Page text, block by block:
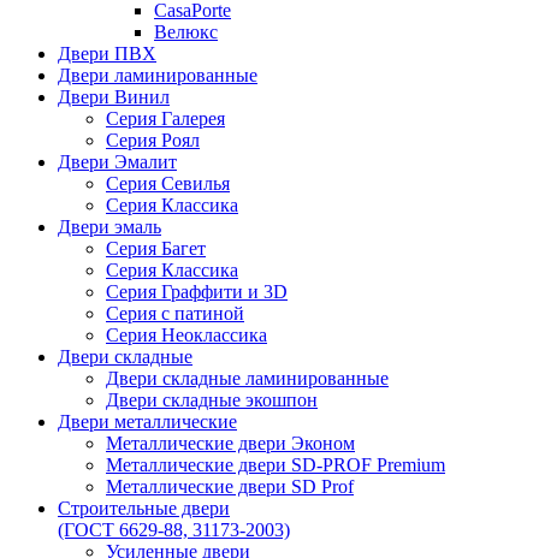
CasaPorte
Велюкс
Двери ПВХ
Двери ламинированные
Двери Винил
Серия Галерея
Серия Роял
Двери Эмалит
Серия Севилья
Серия Классика
Двери эмаль
Серия Багет
Серия Классика
Серия Граффити и 3D
Серия с патиной
Серия Неоклассика
Двери складные
Двери складные ламинированные
Двери складные экошпон
Двери металлические
Металлические двери Эконом
Металлические двери SD-PROF Premium
Металлические двери SD Prof
Строительные двери
(ГОСТ 6629-88, 31173-2003)
Усиленные двери